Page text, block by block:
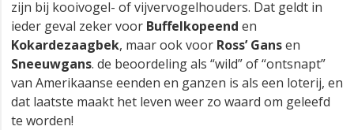
zijn bij kooivogel- of vijvervogelhouders. Dat geldt in
ieder geval zeker voor Buffelkopeend en
Kokardezaagbek, maar ook voor Ross’ Gansen
Sneeuwgans. de beoordeling als “wild” of “ontsnapt”
van Amerikaanse eenden en ganzen is als een loterij, en
dat laatste maakt het leven weer zo waard om geleefd
te worden!